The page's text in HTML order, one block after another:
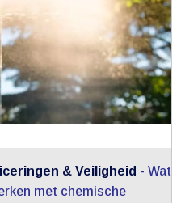
& Veiligheid - Wat
met chemische